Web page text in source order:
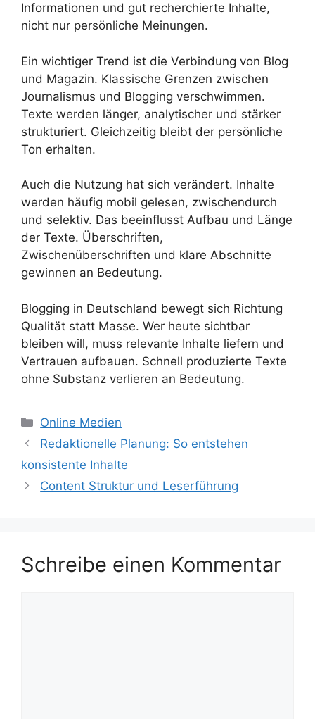
Informationen und gut recherchierte Inhalte,
nicht nur persönliche Meinungen.
Ein wichtiger Trend ist die Verbindung von Blog
und Magazin. Klassische Grenzen zwischen
Journalismus und Blogging verschwimmen.
Texte werden länger, analytischer und stärker
strukturiert. Gleichzeitig bleibt der persönliche
Ton erhalten.
Auch die Nutzung hat sich verändert. Inhalte
werden häufig mobil gelesen, zwischendurch
und selektiv. Das beeinflusst Aufbau und Länge
der Texte. Überschriften,
Zwischenüberschriften und klare Abschnitte
gewinnen an Bedeutung.
Blogging in Deutschland bewegt sich Richtung
Qualität statt Masse. Wer heute sichtbar
bleiben will, muss relevante Inhalte liefern und
Vertrauen aufbauen. Schnell produzierte Texte
ohne Substanz verlieren an Bedeutung.
Kategorien
Online Medien
Redaktionelle Planung: So entstehen
konsistente Inhalte
Content Struktur und Leserführung
Schreibe einen Kommentar